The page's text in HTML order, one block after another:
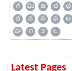
గ
ఘ ఙ చ ఛ
ధ
న ప ఫ బ
హ
౧ ౩ ౬
Latest Pages